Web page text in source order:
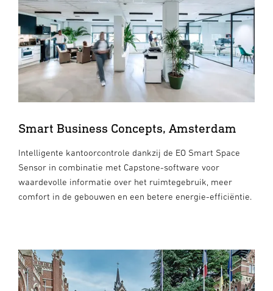
Smart Business Concepts, Amsterdam
Intelligente kantoorcontrole dankzij de EO Smart Space
Sensor in combinatie met Capstone-software voor
waardevolle informatie over het ruimtegebruik, meer
comfort in de gebouwen en een betere energie-efficiëntie.